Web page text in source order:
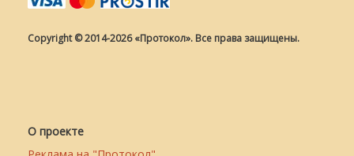
Copyright © 2014-2026 «Протокол». Все права защищены.
О проекте